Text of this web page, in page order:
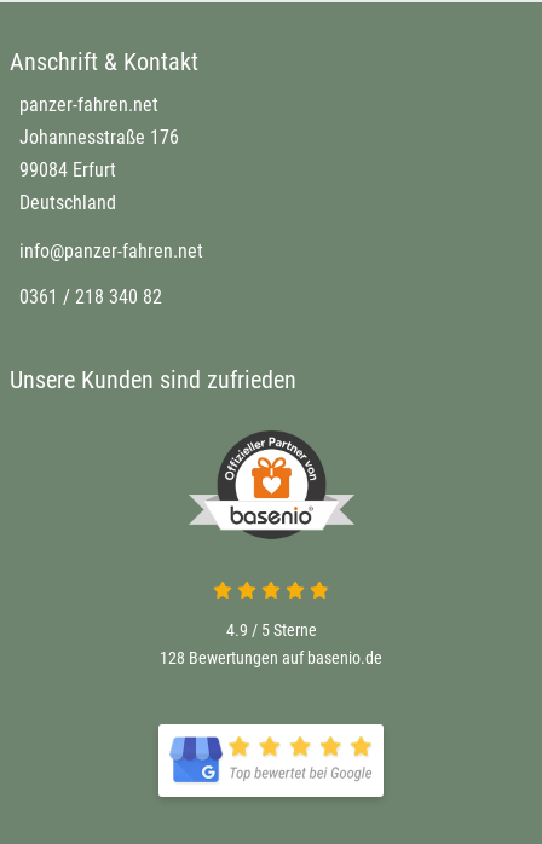
Anschrift & Kontakt
panzer-fahren.net
Johannesstraße 176
99084 Erfurt
Deutschland
info@panzer-fahren.net
0361 / 218 340 82
Unsere Kunden sind zufrieden
4.9 / 5Sterne
128 Bewertungen auf basenio.de